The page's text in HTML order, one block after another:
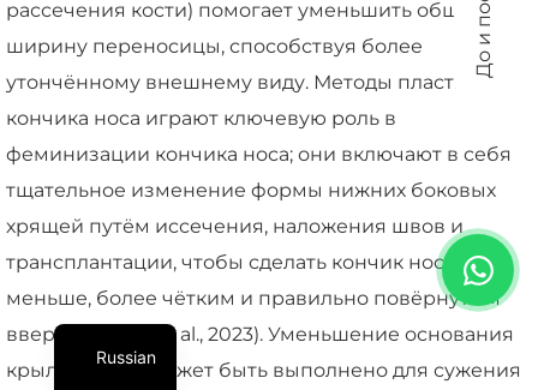
рассечения кости) помогает уменьшить общую
ширину переносицы, способствуя более
утончённому внешнему виду. Методы пластики
кончика носа играют ключевую роль в
феминизации кончика носа; они включают в себя
тщательное изменение формы нижних боковых
хрящей путём иссечения, наложения швов и
трансплантации, чтобы сделать кончик носа
меньше, более чётким и правильно повёрнутым
вверх (Barnett et al., 2023). Уменьшение основания
крыльев носа может быть выполнено для сужения
Russian